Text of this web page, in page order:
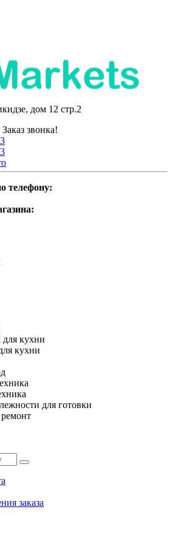
дом 12 стр.2
Заказ звонка!
телефону:
для кухни
кухни
для готовки
заказа